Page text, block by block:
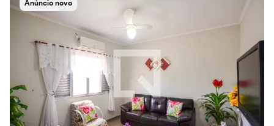
Anúncio novo